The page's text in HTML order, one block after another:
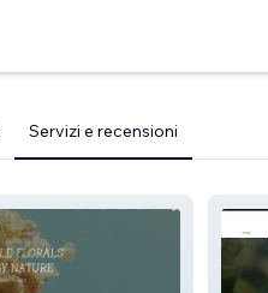
Servizi e recensioni